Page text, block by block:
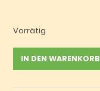
Vorrätig
Anhänger
IN DEN WARENKORB